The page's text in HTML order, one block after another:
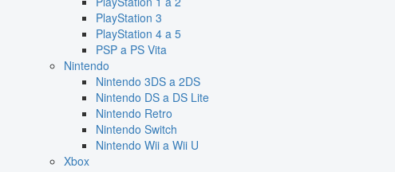
PlayStation 3
PlayStation 4 a 5
PSP a PS Vita
Nintendo
Nintendo 3DS a 2DS
Nintendo DS a DS Lite
Nintendo Retro
Nintendo Switch
Nintendo Wii a Wii U
Xbox